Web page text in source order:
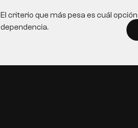
El criterio que más pesa es cuál
dependencia.